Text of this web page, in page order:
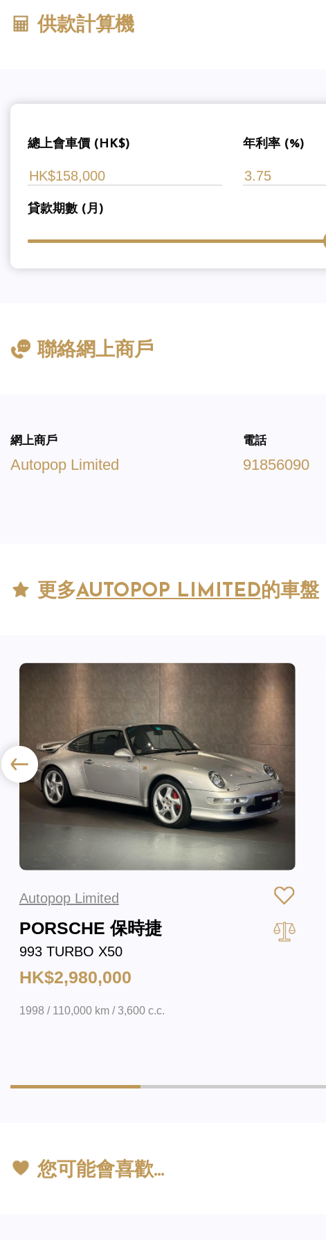
供款計算機
總上會車價 (HK$) 年利率 (%)
貸款期數 (月)
聯絡網上商戶
網上商戶
Autopop Limited
電話
91856090
更多AUTOPOP LIMITED 的車盤
Autopop Limited
PORSCHE 保時捷
993 TURBO X50
HK$2,980,000
1998 / 110,000 km / 3,600 c.c.
您可能會喜歡…